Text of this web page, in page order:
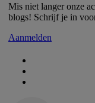
Mis niet langer onze
blogs! Schrijf je in
Aanmelden